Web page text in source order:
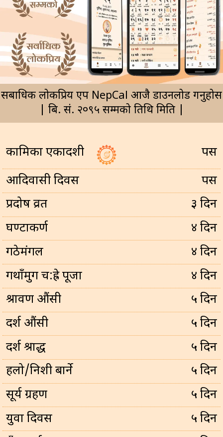
सर्बाधिक लोकप्रिय एप NepCal आजै डाउनलोड गर्नुहोस
| बि. सं. २०९५ सम्मको तिथि मिति |
कामिका एकादशी
पर्सि
आदिवासी दिवस
पर्सि
प्रदोष व्रत
३ दिन
घण्टाकर्ण
४ दिन
गठेमंगल
४ दिन
गथाँमुग च:ह्रे पूजा
४ दिन
श्रावण औंसी
५ दिन
दर्श औंसी
५ दिन
दर्श श्राद्ध
५ दिन
हलो/निशी बार्ने
५ दिन
सूर्य ग्रहण
५ दिन
युवा दिवस
५ दिन